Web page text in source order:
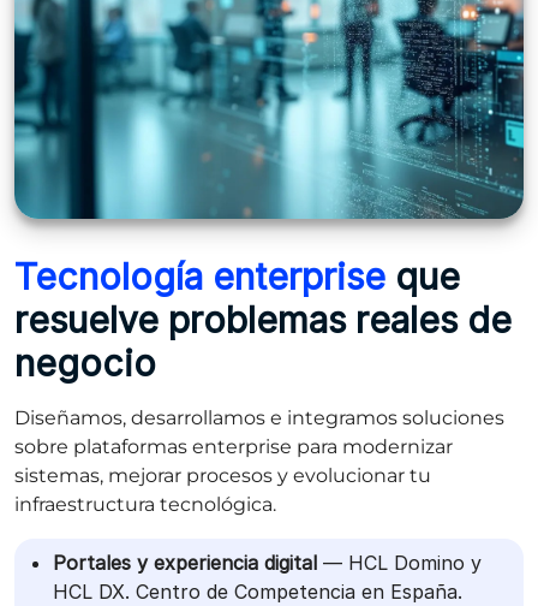
Tecnología enterprise que
resuelve problemas reales de
negocio
Diseñamos, desarrollamos e integramos soluciones
sobre plataformas enterprise para modernizar
sistemas, mejorar procesos y evolucionar tu
infraestructura tecnológica.
Portales y experiencia digital — HCL Domino y
HCL DX. Centro de Competencia en España.